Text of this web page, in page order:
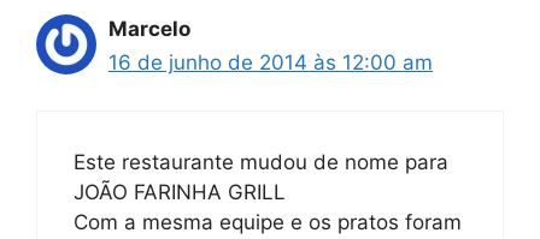
Marcelo
16 de junho de 2014 às 12:00 am
Este restaurante mudou de nome para
JOÃO FARINHA GRILL
Com a mesma equipe e os pratos foram